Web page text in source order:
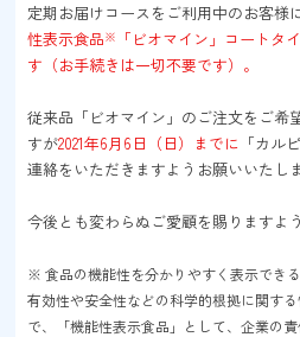
定期お届けコースをご利用中のお客様
性表示食品※ 「ビオマイン」コートタ
す（お手続きは一切不要です）。
従来品「ビオマイン」のご注文をご希
すが2021年6月6日（日）までに 「カル
連絡をいただきますようお願いいたし
今後とも変わらぬご愛顧を賜りますよ
※ 食品の機能性を分かりやすく表示できる
有効性や安全性などの科学的根拠に関す
で、「機能性表示食品」として、企業の